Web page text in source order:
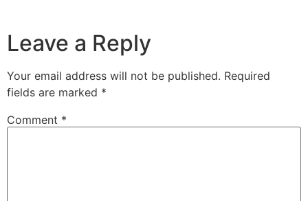
Leave a Reply
Your email address will not be published. Required
fields are marked *
Comment *